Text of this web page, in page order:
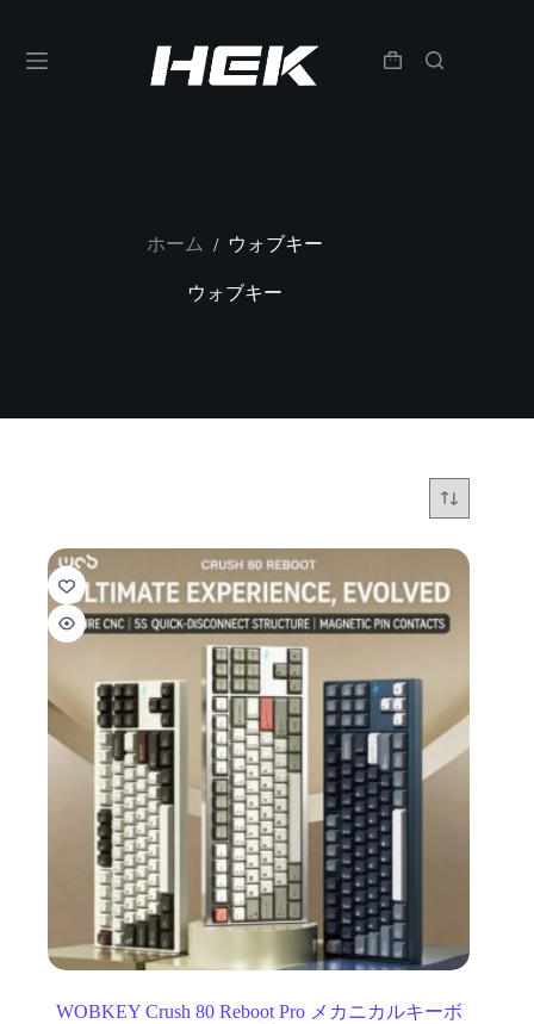
ホーム / ウォブキー
ウォブキー
WOBKEY Crush 80 Reboot Pro メカニカルキーボ